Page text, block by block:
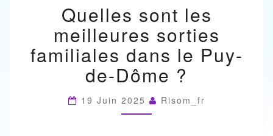
SONT
LES
MEILLEURES
SORTIES
FAMILIALES
DANS
LE
PUY-
DE-
Quelles sont les
meilleures sorties
familiales dans le Puy-
de-Dôme ?
19 Juin 2025 Risom_fr